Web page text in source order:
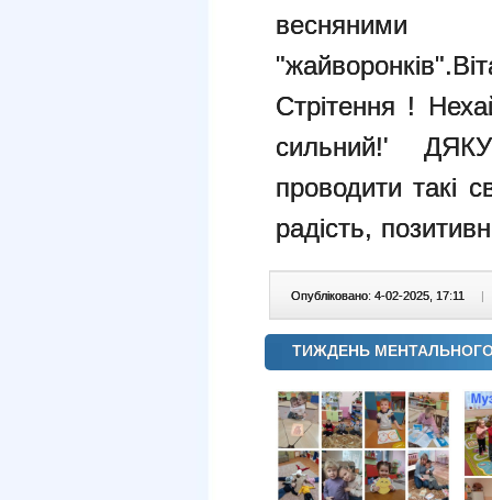
Стрітення !
сильний!'
проводити такі
радість,
Опубліковано: 4-02-2025, 17:11 |
ТИЖДЕНЬ